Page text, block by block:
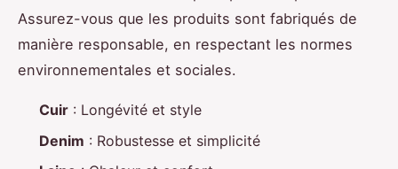
Assurez-vous que les produits sont fabriqués de
manière responsable, en respectant les normes
environnementales et sociales.
Cuir : Longévité et style
Denim : Robustesse et simplicité